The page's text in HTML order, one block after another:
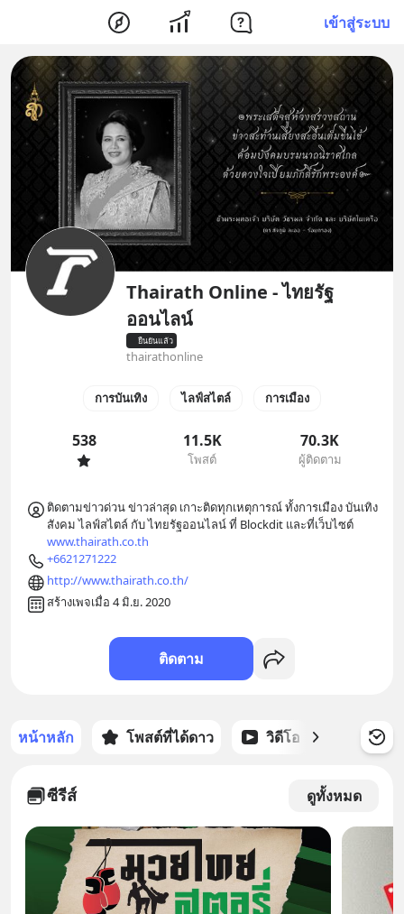
เข้าสู่ระบบ
Thairath Online - ไทยรัฐ
ออนไลน์
ยืนยันแล้ว
thairathonline
การบันเทิง ไลฟ์สไตล์ การเมือง
538 11.5K
โพสต์
70.3K
ผู้ติดตาม
ติดตามข่าวด่วน ข่าวล่าสุด เกาะติดทุกเหตุการณ์ ทั้งการเมือง บันเทิง
www.thairath.co.th
+6621271222
http://www.thairath.co.th/
สร้างเพจเมื่อ 4 มิ.ย. 2020
ติดตาม
หน้าหลัก โพสต์ที่ได้ดาว วิดีโอ พอดแ
ซีรีส์ ดูทั้งหมด